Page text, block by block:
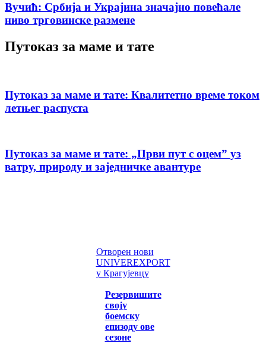
Вучић: Србија и Украјина значајно повећале
ниво трговинске размене
Путоказ за маме и тате
Путоказ за маме и тате: Квалитетно време током
летњег распуста
Путоказ за маме и тате: „Први пут с оцемˮ уз
ватру, природу и заједничке авантуре
Отворен нови
UNIVEREXPORT
у Крагујевцу
Резервишите
своју
боемску
епизоду ове
сезоне